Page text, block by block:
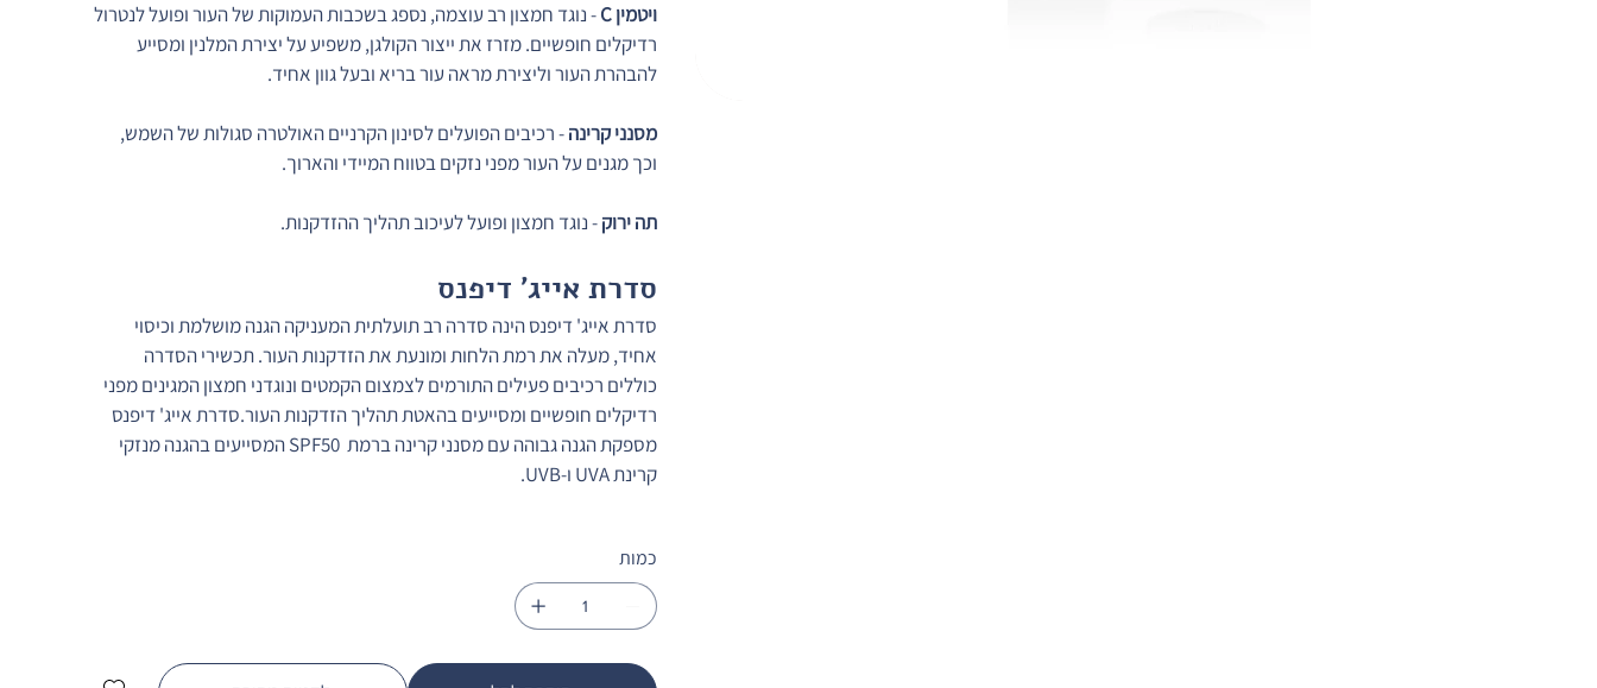
ויטמין C - נוגד חמצון רב עוצמה, נספג בשכבות העמוקות של העור ופועל לנטרול
רדיקלים חופשיים. מזרז את ייצור הקולגן, משפיע על יצירת המלנין ומסייע
להבהרת העור וליצירת מראה עור בריא ובעל גוון אחיד.
מסנני קרינה - רכיבים הפועלים לסינון הקרניים האולטרה סגולות של השמש,
וכך מגנים על העור מפני נזקים בטווח המיידי והארוך.
תה ירוק - נוגד חמצון ופועל לעיכוב תהליך ההזדקנות.
סדרת אייג' דיפנס
סדרת אייג' דיפנס הינה סדרה רב תועלתית המעניקה הגנה מושלמת וכיסוי
אחיד, מעלה את רמת הלחות ומונעת את הזדקנות העור. תכשירי הסדרה
כוללים רכיבים פעילים התורמים לצמצום הקמטים ונוגדני חמצון המגינים מפני
רדיקלים חופשיים ומסייעים בהאטת תהליך הזדקנות העור.סדרת אייג' דיפנס
מספקת הגנה גבוהה עם מסנני קרינה ברמת  SPF50 המסייעים בהגנה מנזקי
קרינת UVA ו-UVB.
כמות